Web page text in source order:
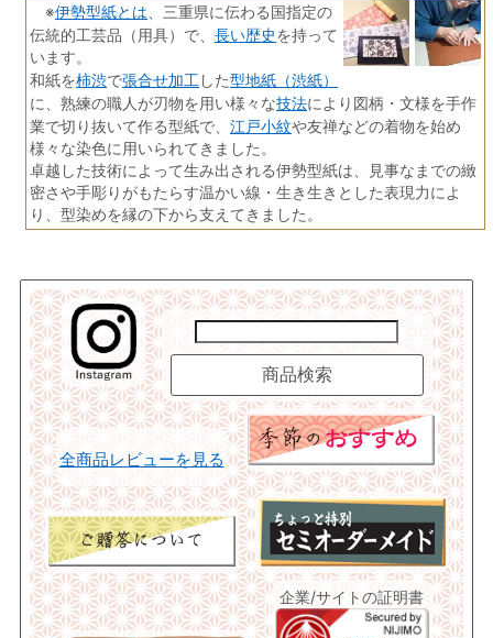
※伊勢型紙とは 、三重県に伝わる国指定の
伝統的工芸品（用具）で、 長い歴史を持って
います。
和紙を柿渋で張合せ加工 した型地紙（渋紙）
に、熟練の職人が刃物を用い様々な技法により図柄・文様を手作
業で切り抜いて作る型紙で、 江戸小紋や友禅などの着物を始め
様々な染色に用いられてきました。
卓越した技術によって生み出される伊勢型紙は、見事なまでの緻
密さや手彫りがもたらす温かい線・生き生きとした表現力によ
り、型染めを縁の下から支えてきました。
全商品レビューを見る
企業/サイトの証明書